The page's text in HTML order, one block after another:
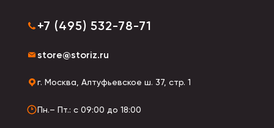
+7 (495) 532-78-71
store@storiz.ru
г. Москва, Алтуфьевское ш. 37, стр. 1
Пн.– Пт.: с 09:00 до 18:00